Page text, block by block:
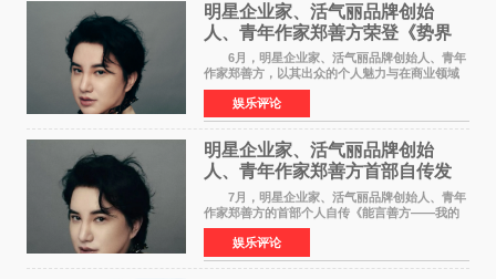
明星企业家、活气丽品牌创始
人、青年作家郑善方荣登《势界
POWERCIRCLES》6月刊
6月，明星企业家、活气丽品牌创始人、青年
作家郑善方，以其出众的个人魅力与在商业领域
的卓越建树，成功登上《势界
POWERCIRCLES》，展现了他在时尚与商业领
域的双重影响力。 明星企业家、青
娱乐评论
明星企业家、活气丽品牌创始
人、青年作家郑善方首部自传发
布， 书写跨界创业者的成长答卷
7月，明星企业家、活气丽品牌创始人、青年
作家郑善方的首部个人自传《能言善方——我的
跨界人生》正式发行。这本书以他的人生轨迹为
脉络，首次完整公开了从逐梦少年到横跨美业、
公益等多领域的
娱乐评论